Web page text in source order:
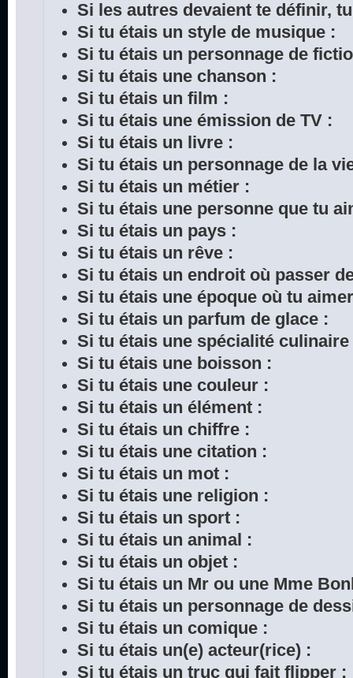
Si les autres devaient te définir,
Si tu étais un style de musique :
Si tu étais un personnage de
Si tu étais une chanson :
Si tu étais un film :
Si tu étais une émission de TV :
Si tu étais un livre :
Si tu étais un personnage de la
Si tu étais un métier :
Si tu étais une personne que tu
Si tu étais un pays :
Si tu étais un rêve :
Si tu étais un endroit où passer
Si tu étais une époque où tu
Si tu étais un parfum de glace :
Si tu étais une spécialité culinaire
Si tu étais une boisson :
Si tu étais une couleur :
Si tu étais un élément :
Si tu étais un chiffre :
Si tu étais une citation :
Si tu étais un mot :
Si tu étais une religion :
Si tu étais un sport :
Si tu étais un animal :
Si tu étais un objet :
Si tu étais un Mr ou une Mme
Si tu étais un personnage de
Si tu étais un comique :
Si tu étais un(e) acteur(rice) :
Si tu étais un truc qui fait flipper :